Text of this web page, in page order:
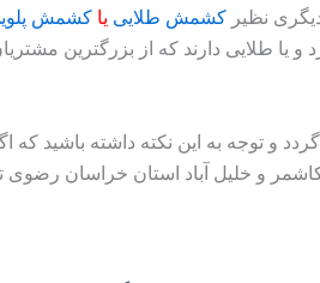
نظیر کشمش طلایی یا کشمش
طلایی دارند که از بزرگترین
و توجه به این نکته داشته باشید که
و خلیل آباد استان خراسان رضوی